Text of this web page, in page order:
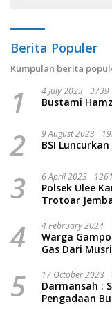
Berita Populer
Kumpulan berita
1 4 July 2023 3739
Bustami
2 9 August 2023
BSI
3 6 April 2023
Polsek Ulee
Trotoar
4 4 February 2024
Warga
Gas Dari
5 17 October 2023
Darmansah :
Pengadaan